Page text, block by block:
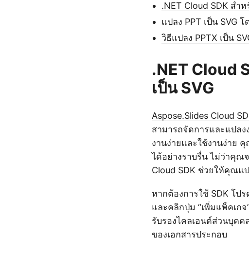
.NET Cloud SDK สำ
แปลง PPT เป็น SVG
วิธีแปลง PPTX เป็น
.NET Cloud
เป็น SVG
Aspose.Slides Cloud
สามารถจัดการและแปล
งานง่ายและใช้งานง่าย
ได้อย่างราบรื่น ไม่ว่าคุณ
Cloud SDK ช่วยให้คุณแ
หากต้องการใช้ SDK โป
และคลิกปุ่ม “เพิ่มแพ็คเ
รับรองไคลเอนต์ส่วนบุค
ของเอกสารประกอบ